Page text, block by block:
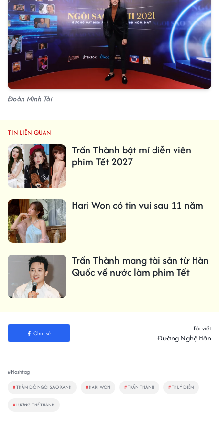
Đoàn Minh Tài
TIN LIÊN QUAN
Trấn Thành bật mí diễn viên
phim Tết 2027
Hari Won có tin vui sau 11 năm
Trấn Thành mang tài sản từ Hàn
Quốc về nước làm phim Tết
Chia sẻ
Bài viết
Đường Nghệ Hân
#Hashtag
#THẢM ĐỎ NGÔI SAO XANH # HARI WON #TRẤN THÀNH #THUÝ DIỄM
# LƯƠNG THẾ THÀNH